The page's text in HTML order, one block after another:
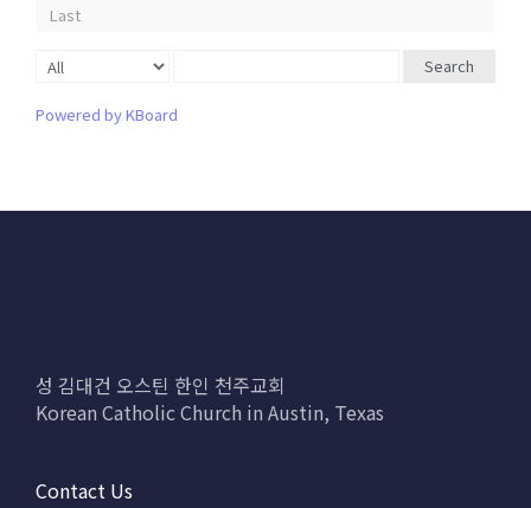
Last
Search
Powered by KBoard
성 김대건 오스틴 한인 천주교회
Korean Catholic Church in Austin, Texas
Contact Us